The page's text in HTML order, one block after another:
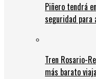
Piñero tendrá
seguridad para
Tren Rosario-
más barato